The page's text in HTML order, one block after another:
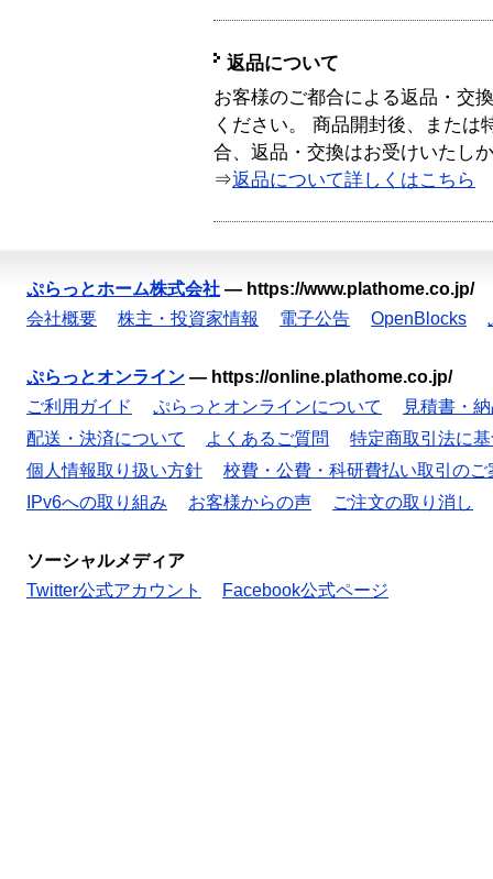
返品について
お客様のご都合による返品・交
ください。 商品開封後、または
合、返品・交換はお受けいたし
⇒返品について詳しくはこちら
ぷらっとホーム株式会社 — https://www.plathome.co.jp/
会社概要
株主・投資家情報 電子公告 OpenBlocks
ぷらっとオンライン — https://online.plathome.co.jp/
ご利用ガイド
ぷらっとオンラインについて
見積書・
配送・決済について
よくあるご質問
特定商取引法に
個人情報取り扱い方針
校費・公費・科研費払い取引のご
IPv6への取り組み
お客様からの声 ご注文の取り消し
ソーシャルメディア
Twitter公式アカウント
Facebook公式ページ